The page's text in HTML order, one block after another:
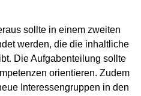
sollte in einem zweiten
werden, die die inhaltliche
Die Aufgabenteilung sollte
orientieren. Zudem
Interessengruppen in den